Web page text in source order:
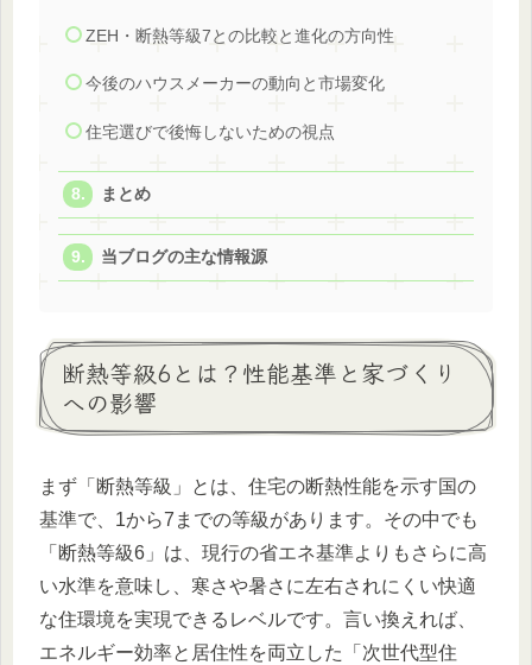
ZEH・断熱等級7との比較と進化の方向性
今後のハウスメーカーの動向と市場変化
住宅選びで後悔しないための視点
まとめ
当ブログの主な情報源
断熱等級6とは？性能基準と家づくり
への影響
まず「断熱等級」とは、住宅の断熱性能を示す国の
基準で、1から7までの等級があります。その中でも
「断熱等級6」は、現行の省エネ基準よりもさらに高
い水準を意味し、寒さや暑さに左右されにくい快適
な住環境を実現できるレベルです。言い換えれば、
エネルギー効率と居住性を両立した「次世代型住